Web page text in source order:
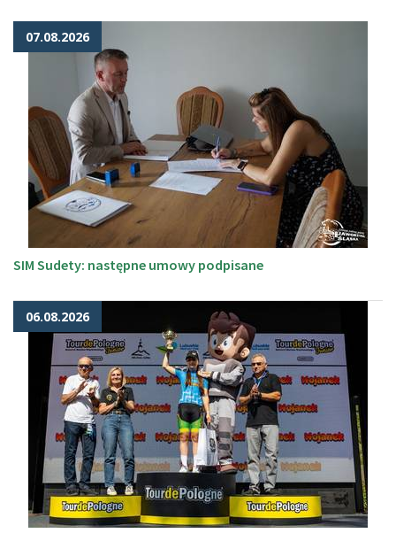
07.08.2026
SIM Sudety: następne umowy podpisane
06.08.2026